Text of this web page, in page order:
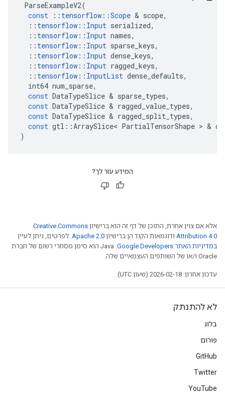
ParseExampleV2(
const
:: tensorflow ::Scope & scope,
:: tensorflow :: Input serialized,
:: tensorflow :: Input names,
:: tensorflow :: Input sparse_keys,
:: tensorflow :: Input dense_keys,
:: tensorflow :: Input ragged_keys,
:: tensorflow :: InputList dense_defaults,
int64 num_sparse,
const DataTypeSlice & sparse_types,
const DataTypeSlice & ragged_value_types,
const DataTypeSlice & ragged_split_types,
const gtl ::ArraySlice< PartialTensorShape > &
)
המידע עזר לך?
אלא אם צוין אחרת, התוכן של דף זה הוא ברישיון Creative Commons
Attribution 4.0 ודוגמאות הקוד הן ברישיון Apache 2.0. לפרטים, ניתן לעיין
במדיניות האתר Google Developers‏
.‏ Java הוא סימן מסחרי רשום של חברת
Oracle ו/או של השותפים העצמאיים שלה.
עדכון אחרון: 2026-02-18 (שעון UTC).
לא להתנתק
בלוג
פורום
GitHub
Twitter
YouTube